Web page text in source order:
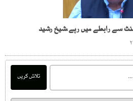
سے رابطے میں رہے،شیخ رشید
تلاش کریں